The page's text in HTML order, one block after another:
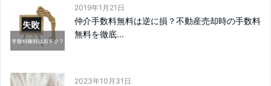
2019年1月21日
仲介手数料無料は逆に損？不動産売却時の手数料
無料を徹底...
2023年10月31日